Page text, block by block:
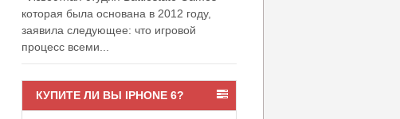
которая была основана в 2012 году,
заявила следующее: что игровой
процесс всеми...
КУПИТЕ ЛИ ВЫ IPHONE 6?